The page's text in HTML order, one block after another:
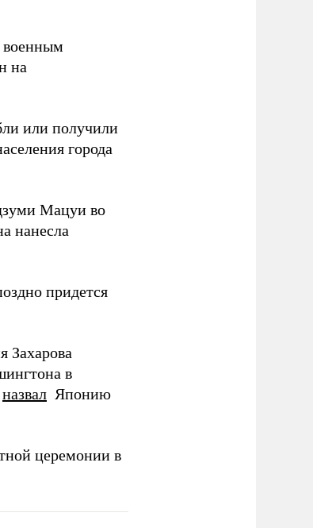
военным
на
или получили
города
Мацуи во
нанесла
придется
Захарова
в
назвал Японию
церемонии в